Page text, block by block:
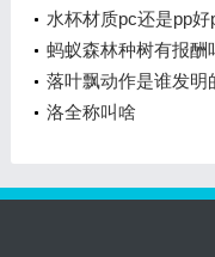
称？）
水杯材质pc还是pp
蚂蚁森林种树有报酬
落叶飘动作是谁发明
洛全称叫啥